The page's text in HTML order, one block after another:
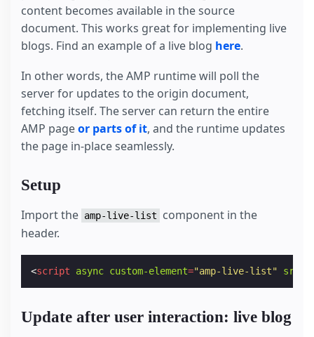
content becomes available in the source
document. This works great for implementing live
blogs. Find an example of a live blog here.
In other words, the AMP runtime will poll the
server for updates to the origin document,
fetching itself. The server can return the entire
AMP pageor parts of it, and the runtime updates
the page in-place seamlessly.
Setup
Import the amp-live-list
component in the
header.
<script async custom-element="amp-live-list" src
Update after user interaction: live blog